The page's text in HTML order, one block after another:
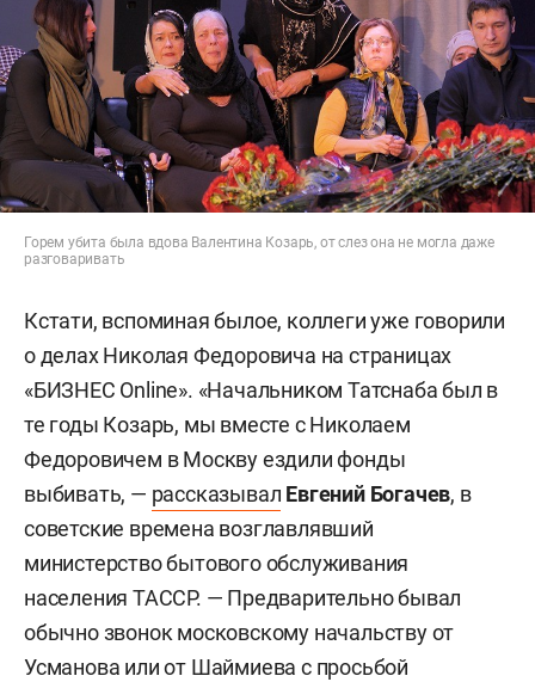
Горем убита была вдова Валентина Козарь, от слез она не могла даже
разговаривать
Кстати, вспоминая былое, коллеги уже говорили
о делах Николая Федоровича на страницах
«БИЗНЕС Online». «Начальником Татснаба был в
те годы Козарь, мы вместе с Николаем
Федоровичем в Москву ездили фонды
выбивать, — рассказывал Евгений Богачев, в
советские времена возглавлявший
министерство бытового обслуживания
населения ТАССР. — Предварительно бывал
обычно звонок московскому начальству от
Усманова или от Шаймиева с просьбой